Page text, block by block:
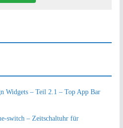
Widgets – Teil 2.1 – Top App Bar
switch – Zeitschaltuhr für